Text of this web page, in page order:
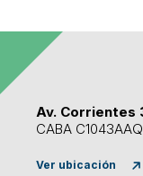
Av. Corrientes
CABA C1043AAQ
Ver ubicación